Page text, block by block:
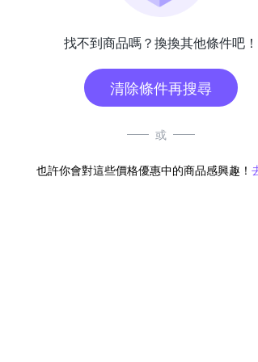
找不到商品嗎？換換其他條件吧！
清除條件再搜尋
或
也許你會對這些價格優惠中的商品感興趣！